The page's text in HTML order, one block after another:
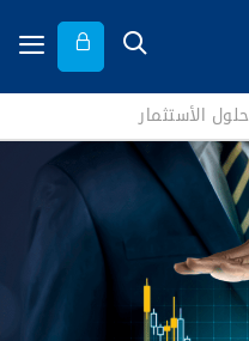
حلول الأستثمار